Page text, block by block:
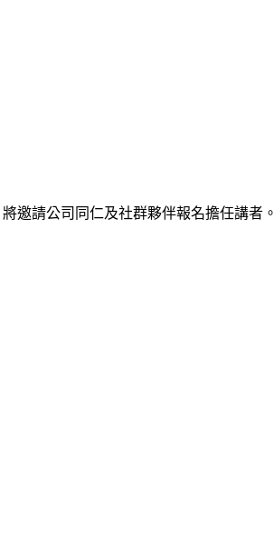
邀請公司同仁及社群夥伴報名擔任講者。